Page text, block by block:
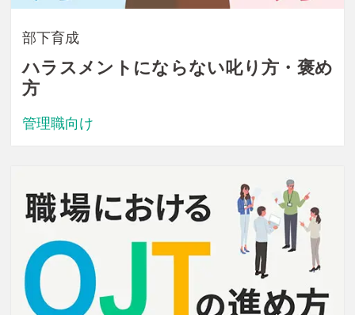
部下育成
ハラスメントにならない叱り方・褒め
方
管理職向け